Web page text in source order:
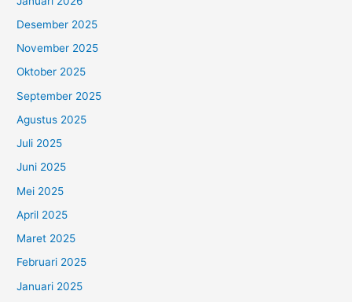
Desember 2025
November 2025
Oktober 2025
September 2025
Agustus 2025
Juli 2025
Juni 2025
Mei 2025
April 2025
Maret 2025
Februari 2025
Januari 2025